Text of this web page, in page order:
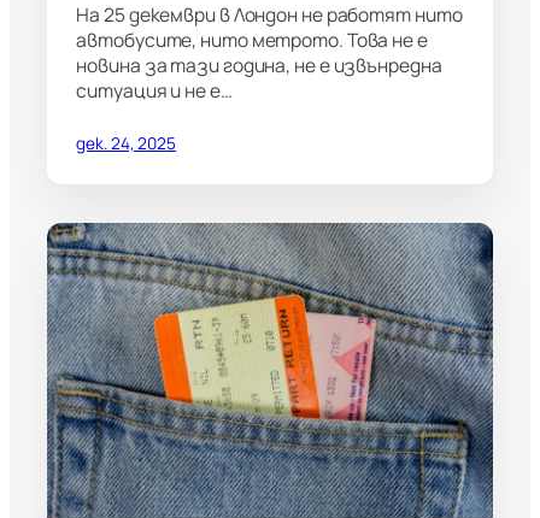
На 25 декември в Лондон не работят нито
автобусите, нито метрото. Това не е
новина за тази година, не е извънредна
ситуация и не е…
дек. 24, 2025